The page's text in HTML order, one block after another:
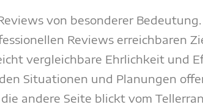
von besonderer
Reviews erreichbaren
vergleichbare Ehrlichkeit und
Situationen und Planungen
andere Seite blickt vom